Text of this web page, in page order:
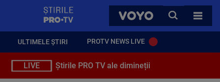
VOYO
CAUTA
TOATE
ULTIMELE ȘTIRI PROTV NEWS LIVE
LIVE Știrile PRO TV ale dimineții